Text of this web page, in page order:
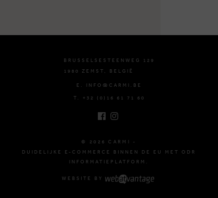
BRUSSELSESTEENWEG 129
1980 ZEMST, BELGIË
E. INFO@CARMI.BE
T. +32 (0)16 61 71 60
© 2026 CARMI -
DUIDELIJKE E-COMMERCE BINNEN DE EU MET ODR
INFORMATIEPLATFORM.
WEBSITE BY